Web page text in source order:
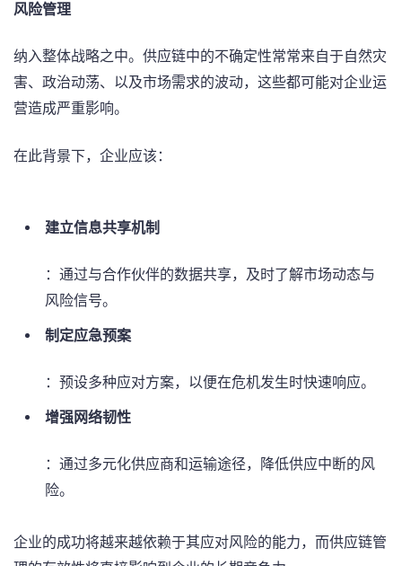
风险管理
纳入整体战略之中。供应链中的不确定性常常来自于自然灾
害、政治动荡、以及市场需求的波动，这些都可能对企业运
营造成严重影响。
在此背景下，企业应该：
建立信息共享机制
：通过与合作伙伴的数据共享，及时了解市场动态与
风险信号。
制定应急预案
：预设多种应对方案，以便在危机发生时快速响应。
增强网络韧性
：通过多元化供应商和运输途径，降低供应中断的风
险。
企业的成功将越来越依赖于其应对风险的能力，而供应链管